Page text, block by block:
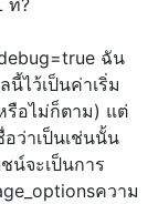
ฉัน
ไว้เป็นค่าเริ่ม
รือไม่ก็ตาม) แต่
ว่าเป็นเช่นนั้น
น์จะเป็นการ
ความ